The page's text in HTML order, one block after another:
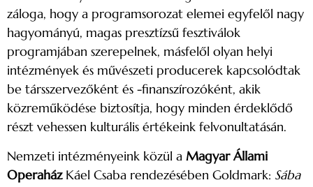
záloga, hogy a programsorozat elemei egyfelől nagy
hagyományú, magas presztízsű fesztiválok
programjában szerepelnek, másfelől olyan helyi
intézmények és művészeti producerek kapcsolódtak
be társszervezőként és -finanszírozóként, akik
közreműködése biztosítja, hogy minden érdeklődő
részt vehessen kulturális értékeink felvonultatásán.
Nemzeti intézményeink közül a Magyar Állami
OperaházKáel Csaba rendezésében Goldmark: Sába